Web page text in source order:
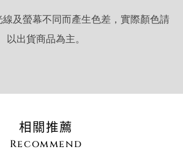
及螢幕不同而產生色差，實際顏色請
以出貨商品為主。
相關推薦
Recommend